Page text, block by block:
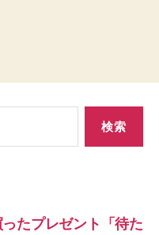
たプレゼント「待た